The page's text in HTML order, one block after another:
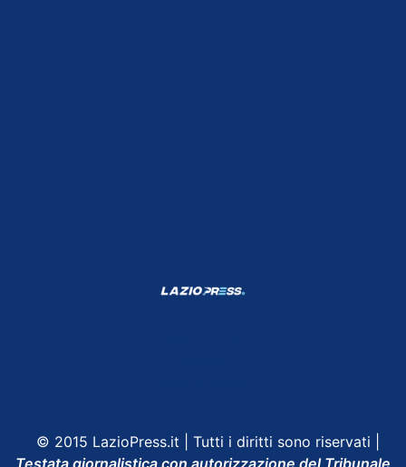
© 2015 LazioPress.it | Tutti i diritti sono riservati |
Testata giornalistica con autorizzazione del Tribunale